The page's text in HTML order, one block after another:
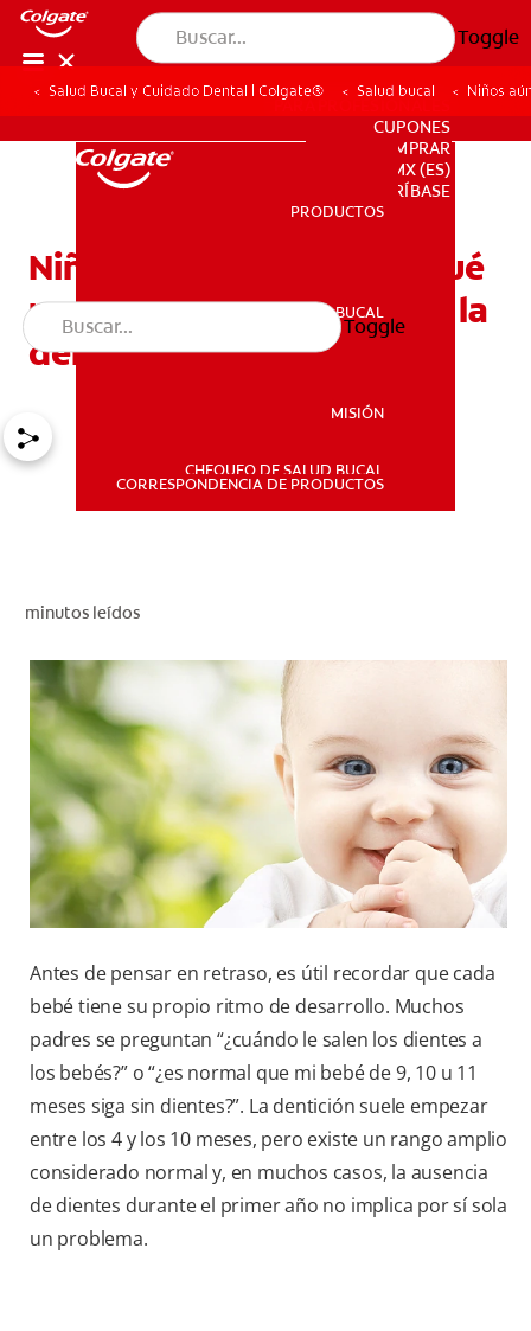
Toggle
PRODUCTOS
SALUD BUCAL
CUPONES
DONDE COMPRAR
MX (ES)
SUSCRÍBASE
PARA PROFESIONALES
CUPONES
DONDE COMPRAR
MX (ES)
SUSCRÍBASE
PRODUCTOS
SALUD BUCAL
MISIÓN
CHEQUEO DE SALUD BUCAL
CORRESPONDENCIA DE PRODUCTOS
Toggle
Salud Bucal y Cuidado Dental | Colgate® Salud bucal Niños
Niños aún sin dientes: ¿Qué
puede causar retrasos en la
dentición?
minutos leídos
Antes de pensar en retraso, es útil recordar que cada
bebé tiene su propio ritmo de desarrollo. Muchos
padres se preguntan “¿cuándo le salen los dientes a
los bebés?” o “¿es normal que mi bebé de 9, 10 u 11
meses siga sin dientes?”. La dentición suele empezar
entre los 4 y los 10 meses, pero existe un rango amplio
considerado normal y, en muchos casos, la ausencia
de dientes durante el primer año no implica por sí sola
un problema.